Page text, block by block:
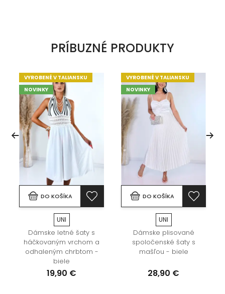
PRÍBUZNÉ PRODUKTY
VYROBENÉ V TALIANSKU
NOVINKY
DO KOŠÍKA
UNI
Dámske letné šaty s
háčkovaným vrchom a
odhaleným chrbtom -
biele
19,90 €
VYROBENÉ V TALIANSKU
NOVINKY
DO KOŠÍKA
UNI
Dámske plisované
spoločenské šaty s
mašľou - biele
28,90 €